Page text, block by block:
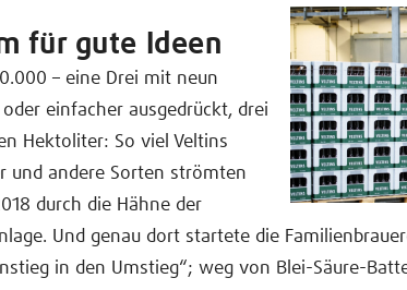
für gute Ideen
– eine Drei mit neun
oder einfacher ausgedrückt, drei
Hektoliter: So viel Veltins
und andere Sorten strömten
durch die Hähne der
Und genau dort startete die
in den Umstieg“; weg von Blei-Säure-